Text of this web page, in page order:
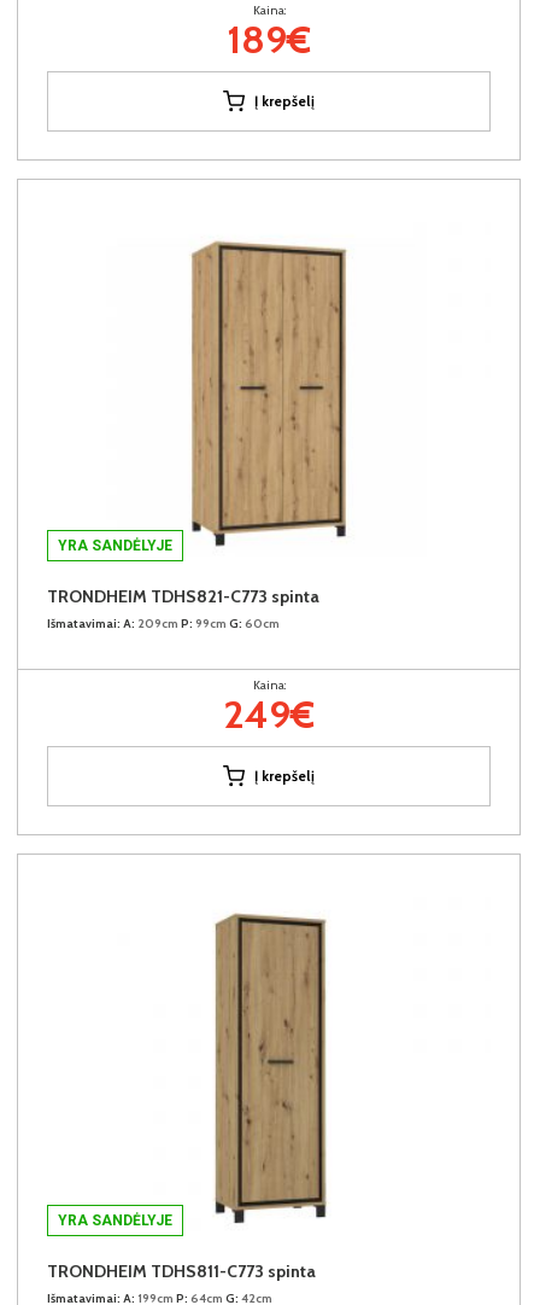
Kaina:
189€
Į krepšelį
YRA SANDĖLYJE
TRONDHEIM TDHS821-C773 spinta
Išmatavimai: A: 209cm P: 99cm G: 60cm
Kaina:
249€
Į krepšelį
YRA SANDĖLYJE
TRONDHEIM TDHS811-C773 spinta
Išmatavimai: A: 199cm P: 64cm G: 42cm